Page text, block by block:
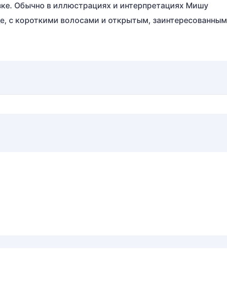
Обычно в иллюстрациях и интерпретациях Мишу
с короткими волосами и открытым, заинтересованным